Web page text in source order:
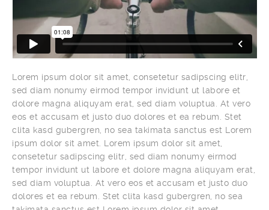
Lorem ipsum dolor sit amet, consetetur sadipscing elitr,
sed diam nonumy eirmod tempor invidunt ut labore et
dolore magna aliquyam erat, sed diam voluptua. At vero
eos et accusam et justo duo dolores et ea rebum. Stet
clita kasd gubergren, no sea takimata sanctus est Lorem
ipsum dolor sit amet. Lorem ipsum dolor sit amet,
consetetur sadipscing elitr, sed diam nonumy eirmod
tempor invidunt ut labore et dolore magna aliquyam erat,
sed diam voluptua. At vero eos et accusam et justo duo
dolores et ea rebum. Stet clita kasd gubergren, no sea